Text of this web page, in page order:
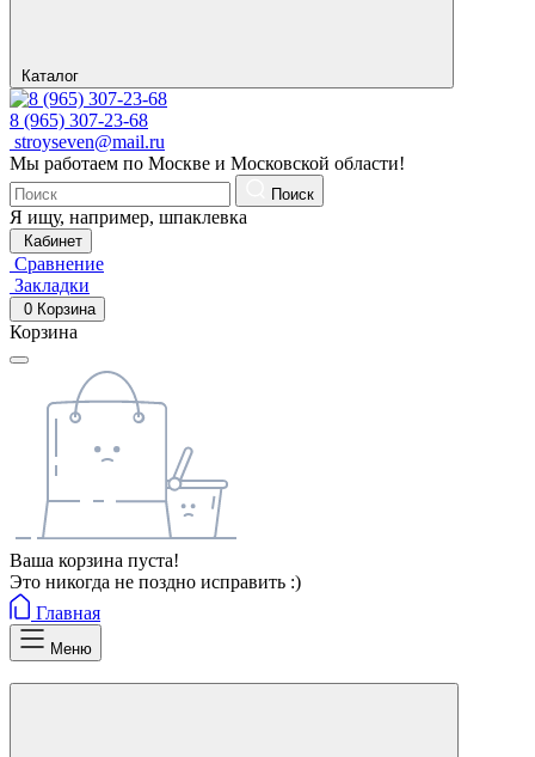
Каталог
8 (965) 307-23-68
stroyseven@mail.ru
Мы работаем по Москве и Московской области!
Поиск
Я ищу, например, шпаклевка
Кабинет
Сравнение
Закладки
0 Корзина
Корзина
Ваша корзина пуста!
Это никогда не поздно исправить :)
Главная
Меню